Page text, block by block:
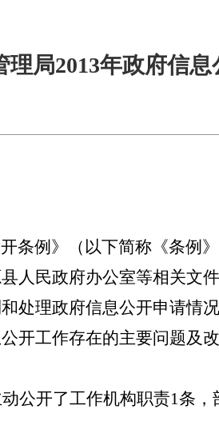
理局2013年政府信
条例》（以下简称《条例
人民政府办公室等相关文
处理政府信息公开申请情
开工作存在的主要问题及
公开了工作机构职责1条，